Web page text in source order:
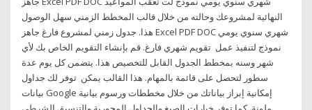
النهائية لمشروعك وحالته من خلال قالب المخطط الزمني سهل الوصول
هذا. جدول زمني لمشروع فارغ جاهز Excel PDF DOC شهري سنوي يومي
نموذج لتنفيذ عمل تقويم شهري فارغ. قم بإنشاء التقويم الخاص بك لأي
شهر وسنه بمخطط الجدول القابل للتخصيص هذا. يتضمن كل يوم عدة
سطور لتحصل على قائمة بالمهام. هذا القالب يمكن توفر لك جداول
بيانات Google إمكانية إبراز بياناتك من خلال مخططات ورسوم بيانية